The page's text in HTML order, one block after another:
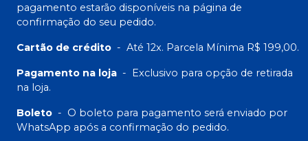
pagamento estarão disponíveis na página de
confirmação do seu pedido.
Cartão de crédito - Até 12x. Parcela Mínima R$ 199,00.
Pagamento na loja - Exclusivo para opção de retirada
na loja.
Boleto - O boleto para pagamento será enviado por
WhatsApp após a confirmação do pedido.